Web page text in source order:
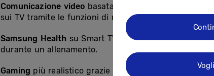
Comunicazione video basata sulla partnership con
sui TV tramite le funzioni di messa a fuoco e zoom
Samsung Health su Smart TV che si collega a una
durante un allenamento.
Gaming più realistico grazie all’HDR10+, con